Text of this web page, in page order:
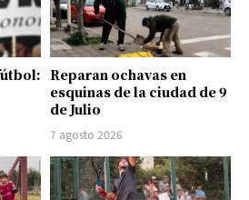
Reparan ochavas en
esquinas de la ciudad de 9
de Julio
7 agosto 2026